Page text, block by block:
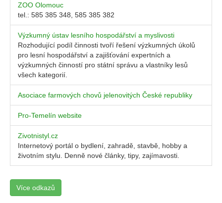
ZOO Olomouc
tel.: 585 385 348, 585 385 382
Výzkumný ústav lesního hospodářství a myslivosti
Rozhodující podíl činnosti tvoří řešení výzkumných úkolů
pro lesní hospodářství a zajišťování expertních a
výzkumných činností pro státní správu a vlastníky lesů
všech kategorií.
Asociace farmových chovů jelenovitých České republiky
Pro-Temelín website
Zivotnistyl.cz
Internetový portál o bydlení, zahradě, stavbě, hobby a
životním stylu. Denně nové články, tipy, zajímavosti.
Více odkazů